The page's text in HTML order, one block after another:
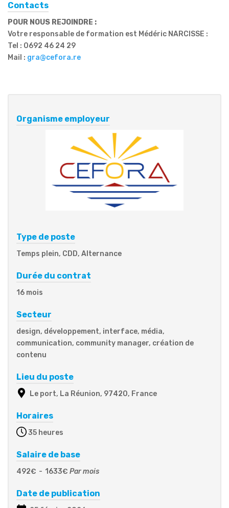
Contacts
POUR NOUS REJOINDRE :
Votre responsable de formation est Médéric NARCISSE :
Tel : 0692 46 24 29
Mail : gra@cefora.re
Organisme employeur
Type de poste
Temps plein, CDD, Alternance
Durée du contrat
16 mois
Secteur
design, développement, interface, média,
communication, community manager, création de
contenu
Lieu du poste
Le port, La Réunion, 97420, France
Horaires
35 heures
Salaire de base
492€ - 1633€ Par mois
Date de publication